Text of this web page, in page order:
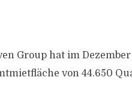
Group hat im Dezember
von 44.650